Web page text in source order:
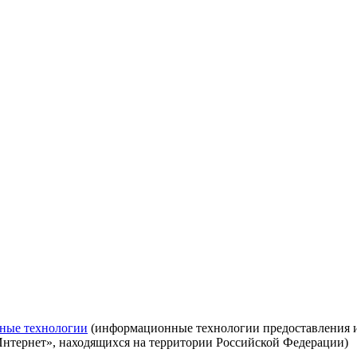
технологии (информационные технологии предоставления
находящихся на территории Российской Федерации)